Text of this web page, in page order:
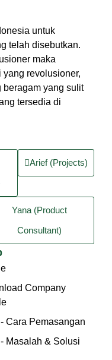
untuk
telah disebutkan.
maka
revolusioner,
beragam yang sulit
tersedia di
Arief (Projects)
Yana (Product
Consultant)
Company
- Cara Pemasangan
- Masalah & Solusi